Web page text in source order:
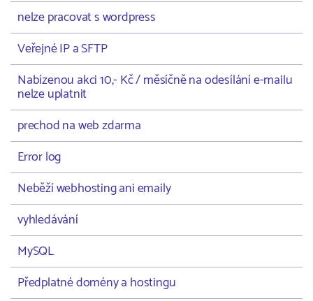
nelze pracovat s wordpress
Veřejné IP a SFTP
Nabízenou akci 10,- Kč / měsíčně na odesílání e-mailu
nelze uplatnit
prechod na web zdarma
Error log
Neběží webhosting ani emaily
vyhledávání
MySQL
Předplatné domény a hostingu